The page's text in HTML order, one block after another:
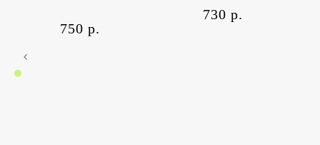
750 р.
730 р.